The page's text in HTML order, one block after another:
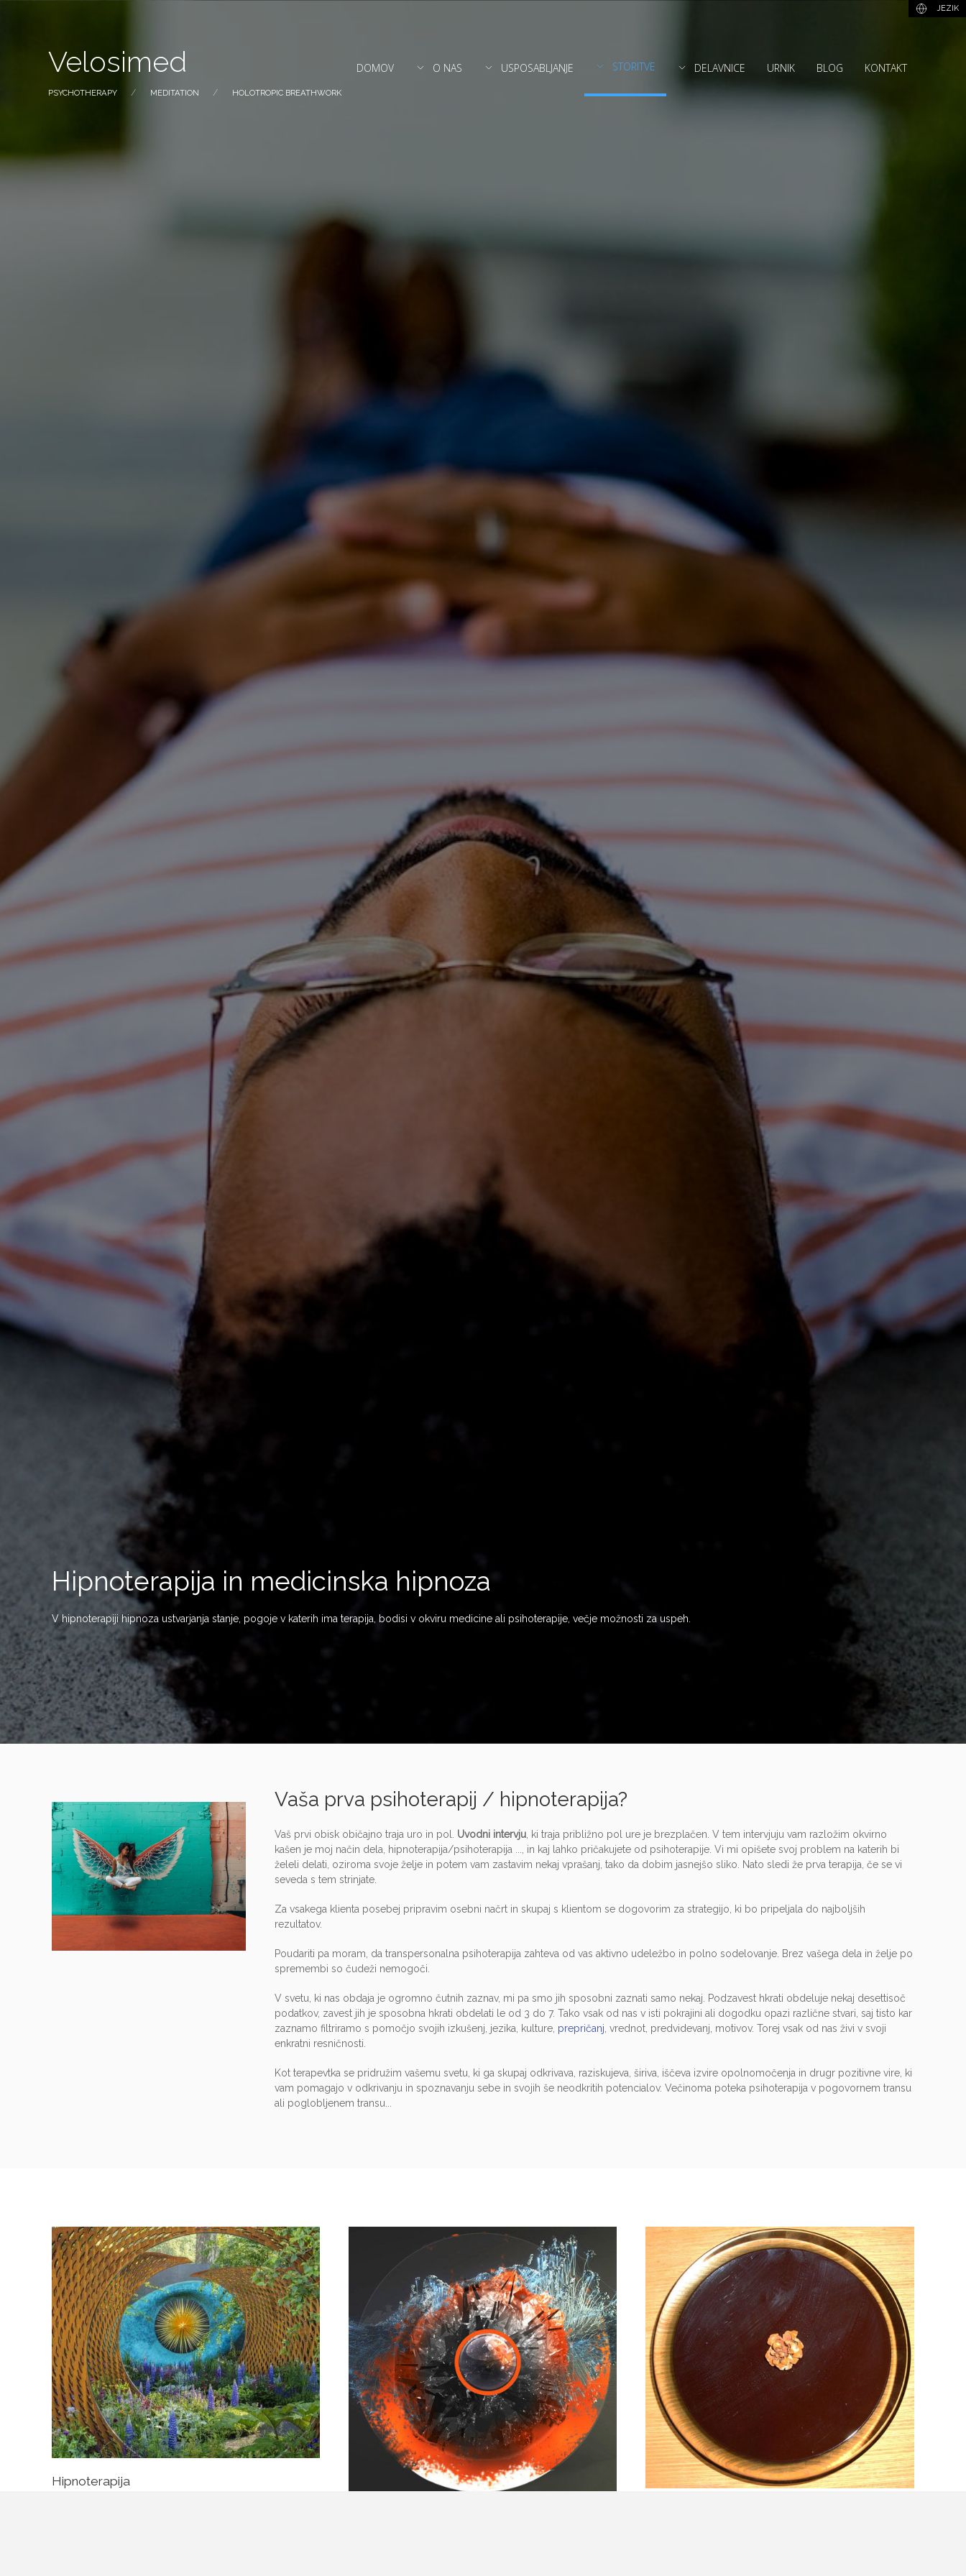
JEZIK
Velosimed
PSYCHOTHERAPY MEDITATION HOLOTROPIC BREATHWORK
DOMOV O NAS USPOSABLJANJE STORITVE DELAVNICE URNIK BLOG KONTAKT
Hipnoterapija in medicinska hipnoza
V hipnoterapiji hipnoza ustvarjanja stanje, pogoje v katerih ima terapija, bodisi v okviru medicine ali psihoterapije, večje možnosti za uspeh.
Vaša prva psihoterapij / hipnoterapija?
Vaš prvi obisk običajno traja uro in pol. Uvodni intervju , ki traja približno pol ure je brezplačen. V tem intervjuju vam razložim okvirno
kašen je moj način dela, hipnoterapija/psihoterapija ..., in kaj lahko pričakujete od psihoterapije. Vi mi opišete svoj problem na katerih bi
želeli delati, oziroma svoje želje in potem vam zastavim nekaj vprašanj, tako da dobim jasnejšo sliko. Nato sledi že prva terapija, če se vi
seveda s tem strinjate.
Za vsakega klienta posebej pripravim osebni načrt in skupaj s klientom se dogovorim za strategijo, ki bo pripeljala do najboljših
rezultatov.
Poudariti pa moram, da transpersonalna psihoterapija zahteva od vas aktivno udeležbo in polno sodelovanje. Brez vašega dela in želje po
spremembi so čudeži nemogoči.
V svetu, ki nas obdaja je ogromno čutnih zaznav, mi pa smo jih sposobni zaznati samo nekaj. Podzavest hkrati obdeluje nekaj desettisoč
podatkov, zavest jih je sposobna hkrati obdelati le od 3 do 7. Tako vsak od nas v isti pokrajini ali dogodku opazi različne stvari, saj tisto kar
zaznamo filtriramo s pomočjo svojih izkušenj, jezika, kulture, prepričanj , vrednot, predvidevanj, motivov. Torej vsak od nas živi v svoji
enkratni resničnosti.
Kot terapevtka se pridružim vašemu svetu, ki ga skupaj odkrivava, raziskujeva, širiva, iščeva izvire opolnomočenja in drugr pozitivne vire, ki
vam pomagajo v odkrivanju in spoznavanju sebe in svojih še neodkritih potencialov. Večinoma poteka psihoterapija v pogovornem transu
ali poglobljenem transu...
Hipnoterapija